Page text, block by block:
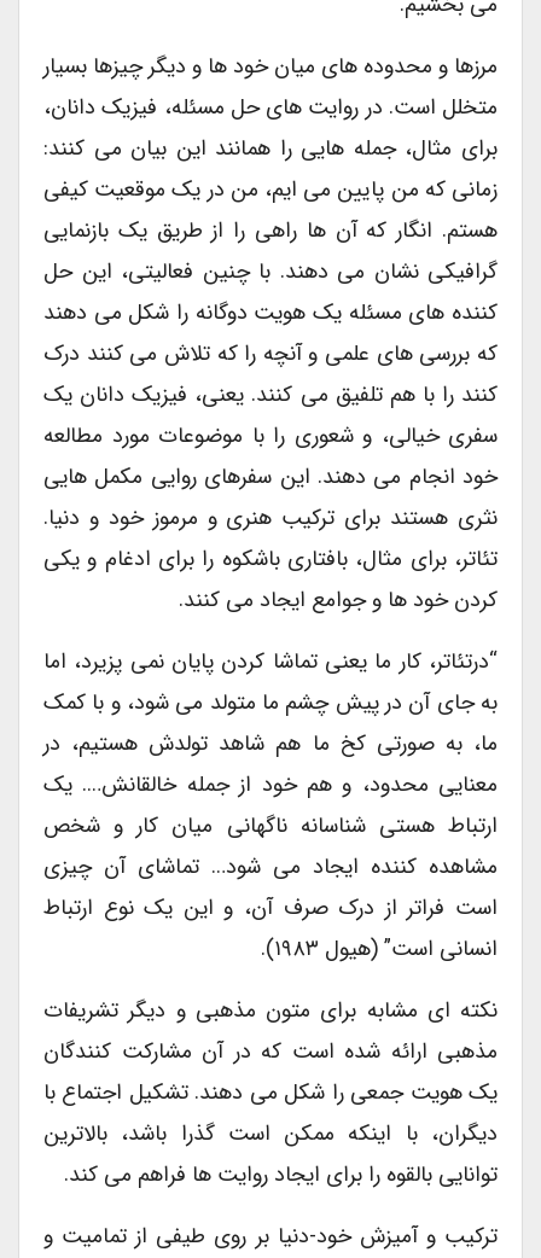
مرزها و محدوده های میان خود ها و دیگر چیزها بسیار
متخلل است. در روایت های حل مسئله، فیزیک دانان،
برای مثال، جمله هایی را همانند این بیان می کنند:
زمانی که من پایین می ایم، من در یک موقعیت کیفی
هستم. انگار که آن ها راهی را از طریق یک بازنمایی
گرافیکی نشان می دهند. با چنین فعالیتی، این حل
کننده های مسئله یک هویت دوگانه را شکل می دهند
که بررسی های علمی و آنچه را که تلاش می کنند درک
کنند را با هم تلفیق می کنند. یعنی، فیزیک دانان یک
سفری خیالی، و شعوری را با موضوعات مورد مطالعه
خود انجام می دهند. این سفرهای روایی مکمل هایی
نثری هستند برای ترکیب هنری و مرموز خود و دنیا.
تئاتر، برای مثال، بافتاری باشکوه را برای ادغام و یکی
کردن خود ها و جوامع ایجاد می کنند.
“درتئاتر، کار ما یعنی تماشا کردن پایان نمی پزیرد، اما
به جای آن در پیش چشم ما متولد می شود، و با کمک
ما، به صورتی کخ ما هم شاهد تولدش هستیم، در
معنایی محدود، و هم خود از جمله خالقانش…. یک
ارتباط هستی شناسانه ناگهانی میان کار و شخص
مشاهده کننده ایجاد می شود… تماشای آن چیزی
است فراتر از درک صرف آن، و این یک نوع ارتباط
انسانی است” (هیول ۱۹۸۳).
نکته ای مشابه برای متون مذهبی و دیگر تشریفات
مذهبی ارائه شده است که در آن مشارکت کنندگان
یک هویت جمعی را شکل می دهند. تشکیل اجتماع با
دیگران، با اینکه ممکن است گذرا باشد، بالاترین
توانایی بالقوه را برای ایجاد روایت ها فراهم می کند.
ترکیب و آمیزش خود-دنیا بر روی طیفی از تمامیت و